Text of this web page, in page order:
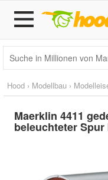
Hood › Modellbau ›
Maerklin 4411
beleuchteter Spur